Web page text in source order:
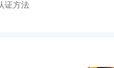
证方法